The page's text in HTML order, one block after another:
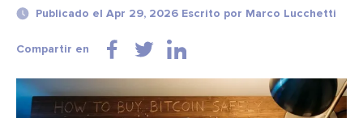
Publicado el Apr 29, 2026 Escrito por Marco Lucchetti
Compartir en